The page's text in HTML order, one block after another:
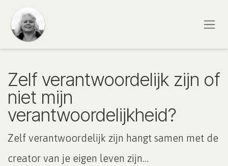
Overslaan naar inhoud
Zelf verantwoordelijk zijn of
niet mijn
verantwoordelijkheid?
Zelf verantwoordelijk zijn hangt samen met de
creator van je eigen leven zijn...